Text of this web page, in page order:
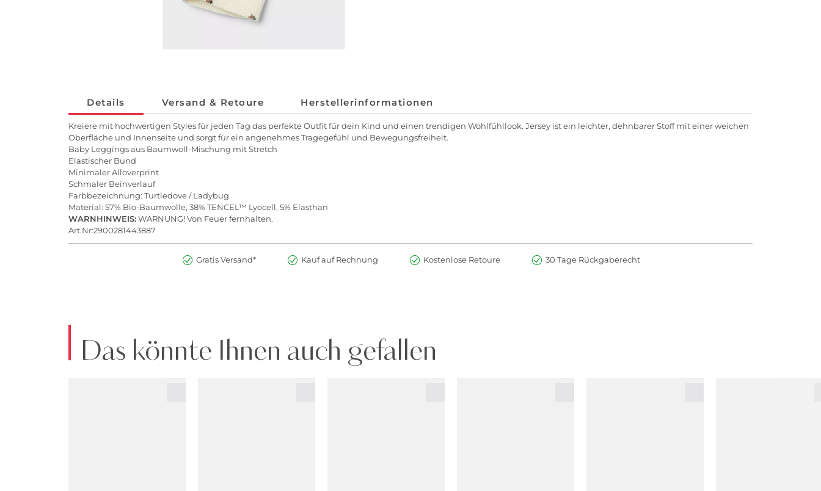
Details Versand & Retoure Herstellerinformationen
Kreiere mit hochwertigen Styles für jeden Tag das perfekte Outfit für dein Kind und einen trendigen Wohlfühllook. Jersey ist ein leichter, dehnbarer Stoff mit einer weichen
Oberfläche und Innenseite und sorgt für ein angenehmes Tragegefühl und Bewegungsfreiheit.
Baby Leggings aus Baumwoll-Mischung mit Stretch
Elastischer Bund
Minimaler Alloverprint
Schmaler Beinverlauf
Farbbezeichnung: Turtledove / Ladybug
Material: 57% Bio-Baumwolle, 38% TENCEL™ Lyocell, 5% Elasthan
WARNHINWEIS:WARNUNG! Von Feuer fernhalten.
Art.Nr:2900281443887
Gratis Versand* Kauf auf Rechnung Kostenlose Retoure 30 Tage Rückgaberecht
Das könnte Ihnen auch gefallen